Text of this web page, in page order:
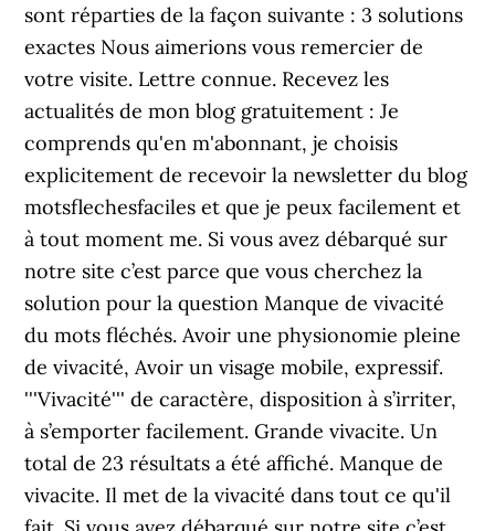
sont réparties de la façon suivante : 3 solutions
exactes Nous aimerions vous remercier de
votre visite. Lettre connue. Recevez les
actualités de mon blog gratuitement : Je
comprends qu'en m'abonnant, je choisis
explicitement de recevoir la newsletter du blog
motsflechesfaciles et que je peux facilement et
à tout moment me. Si vous avez débarqué sur
notre site c’est parce que vous cherchez la
solution pour la question Manque de vivacité
du mots fléchés. Avoir une physionomie pleine
de vivacité, Avoir un visage mobile, expressif.
'''Vivacité''' de caractère, disposition à s’irriter,
à s’emporter facilement. Grande vivacite. Un
total de 23 résultats a été affiché. Manque de
vivacite. Il met de la vivacité dans tout ce qu'il